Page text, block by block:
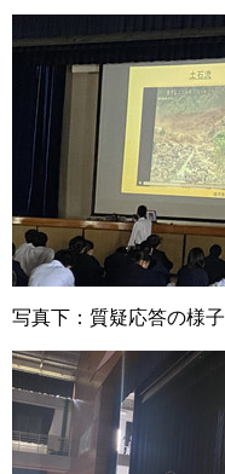
写真下：質疑応答の様子